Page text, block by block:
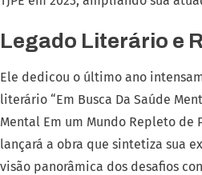
Legado Literário e
Ele dedicou o último ano
literário “Em Busca Da Saúde
Mental Em um Mundo Repleto de
lançará a obra que sintetiza sua
visão panorâmica dos desafios